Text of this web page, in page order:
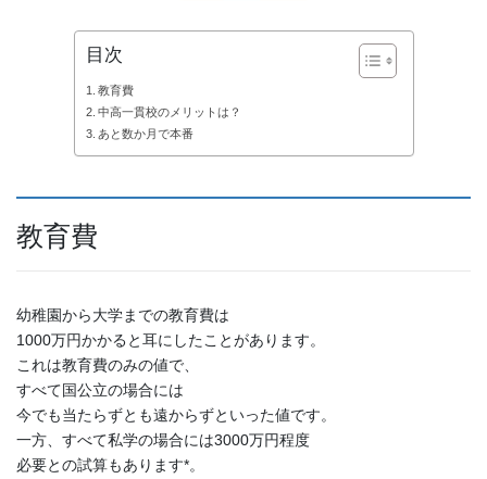
目次
教育費
中高一貫校のメリットは？
あと数か月で本番
教育費
幼稚園から大学までの教育費は
1000万円かかると耳にしたことがあります。
これは教育費のみの値で、
すべて国公立の場合には
今でも当たらずとも遠からずといった値です。
一方、すべて私学の場合には3000万円程度
必要との試算もあります*。